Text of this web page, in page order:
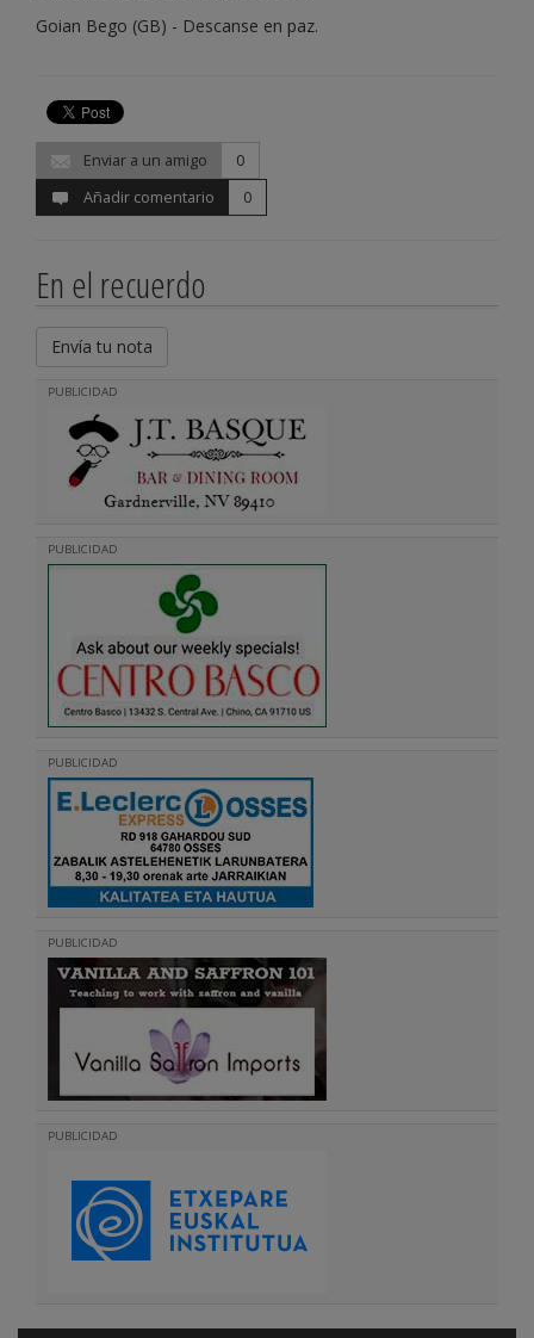
Goian Bego (GB) - Descanse en paz.
Enviar a un amigo
0
Añadir comentario
0
En el recuerdo
Envía tu nota
PUBLICIDAD
PUBLICIDAD
PUBLICIDAD
PUBLICIDAD
PUBLICIDAD